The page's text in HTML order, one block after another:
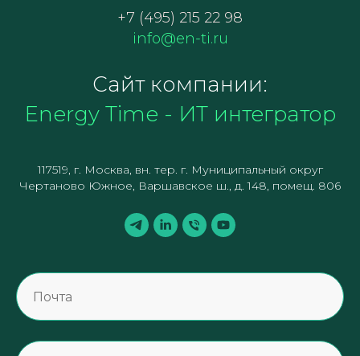
+7 (495) 215 22 98
info@en-ti.ru
Сайт компании:
Energy Time - ИТ интегратор
117519, г. Москва, вн. тер. г. Муниципальный округ
Чертаново Южное, Варшавское ш., д. 148, помещ. 806